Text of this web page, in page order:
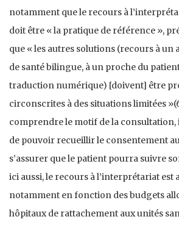
notamment que le recours à
doit être « la pratique de référence »,
que « les autres solutions (recours à
de santé bilingue, à un proche du
traduction numérique) [doivent] être
circonscrites à des situations limitées
comprendre le motif de la consultation,
de pouvoir recueillir le consentement
s’assurer que le patient pourra suivre
ici aussi, le recours à l’interprétariat est
notamment en fonction des budgets
hôpitaux de rattachement aux unités